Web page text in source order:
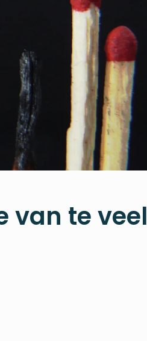
van te veel